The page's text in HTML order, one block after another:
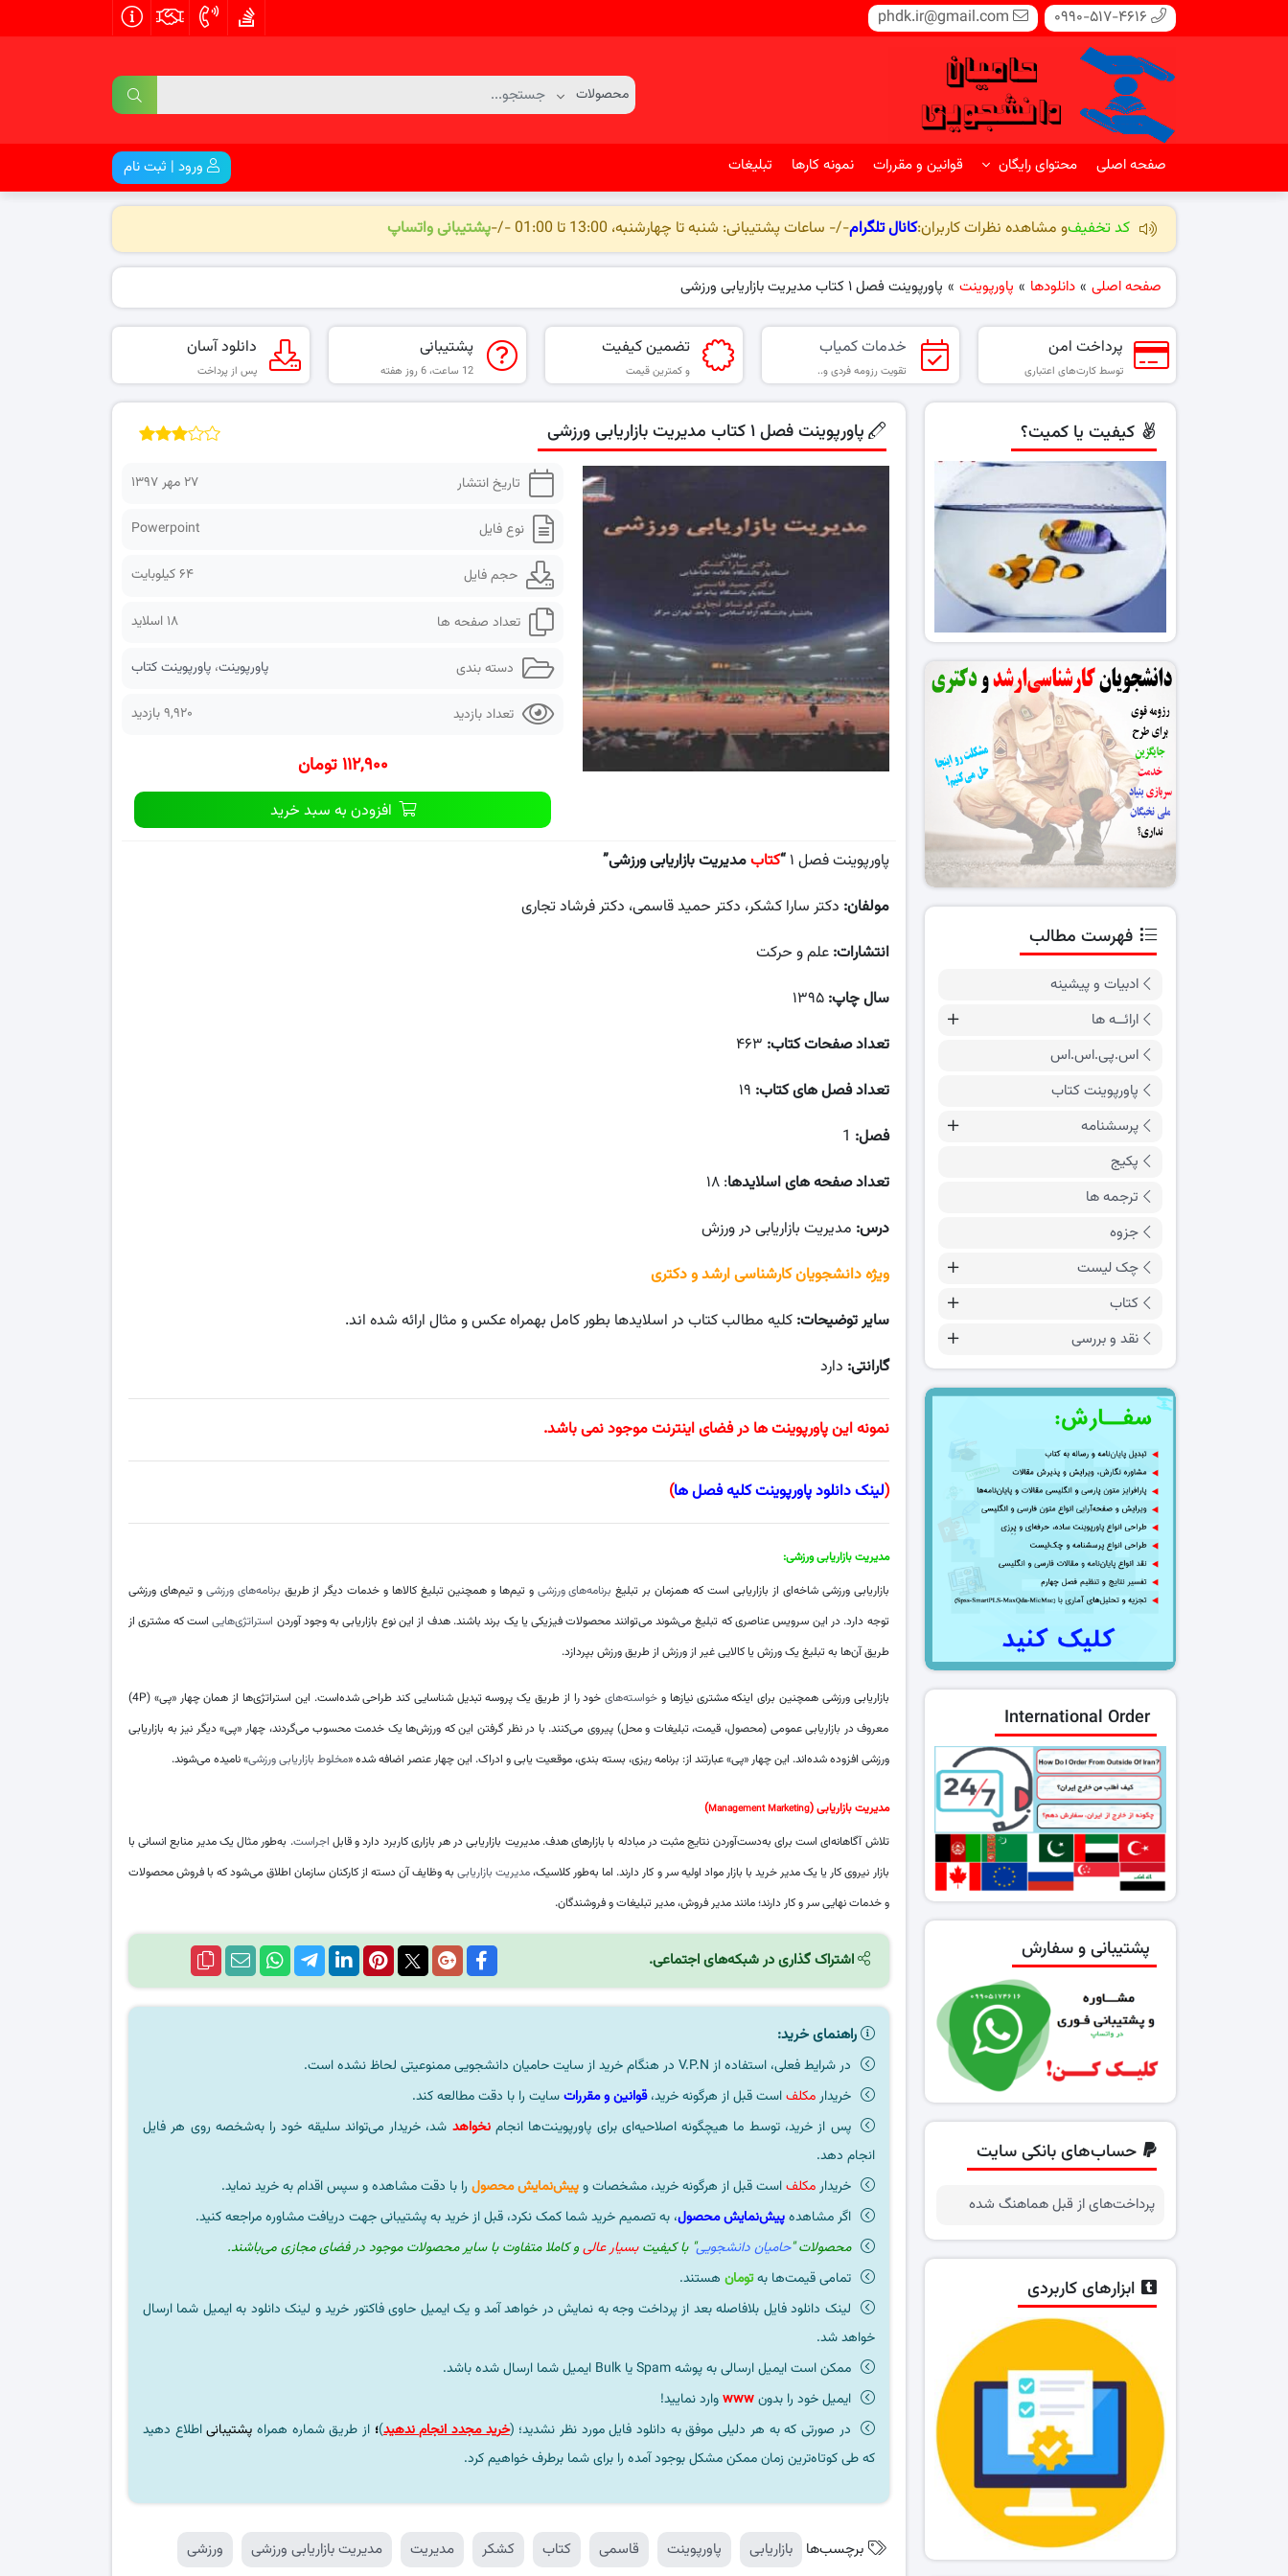
0990-517-4616
phdk.ir@gmail.com
صفحه اصلی محتوای رایگان قوانین و مقررات نمونه کارها تبلیغات ورود | ثبت نام
کد تخفیفو مشاهده نظرات کاربران:کانال تلگرام-/- ساعات پشتیبانی: شنبه تا چهارشنبه، 13:00 تا 01:00 -/- پشتیبانی واتساپ
صفحه اصلی » دانلودها » پاورپوینت » پاورپوینت فصل ۱ کتاب مدیریت بازاریابی ورزشی
پرداخت امن
توسط کارت‌های اعتباری
خدمات کمیاب
تقویت رزومه فردی و..
تضمین کیفیت
و کمترین قیمت
پشتیبانی
12 ساعت، 6 روز هفته
دانلود آسان
پس از پرداخت
پاورپوینت فصل ۱ کتاب مدیریت بازاریابی ورزشی
تاریخ انتشار ۲۷ مهر ۱۳۹۷
نوع فایل Powerpoint
حجم فایل 64 کیلوبایت
تعداد صفحه ها 18 اسلاید
دسته بندی پاورپوینت، پاورپوینت کتاب
تعداد بازدید 9,920 بازدید
۱۱۲,۹۰۰ تومان
افزودن به سبد خرید
پاورپوینت فصل ۱ “کتابمدیریت بازاریابی ورزشی”
مولفان: دکتر سارا کشکر، دکتر حمید قاسمی، دکتر فرشاد تجاری
انتشارات: علم و حرکت
سال چاپ: ۱۳۹۵
تعداد صفحات کتاب:
تعداد فصل های کتاب:
فصل:
تعداد صفحه های اسلایدها: ۱۸
درس: مدیریت بازاریابی در ورزش
ویژه دانشجویان کارشناسی ارشد و دکتری
سایر توضیحات: کلیه مطالب کتاب در اسلایدها بطور کامل بهمراه عکس و مثال ارائه شده اند.
گارانتی: دارد
نمونه این پاورپوینت ها در فضای اینترنت موجود نمی باشد.
(لینک دانلود پاورپوینت کلیه فصل ها)
مدیریت بازاریابی ورزشی:
بازاریابی ورزشی شاخه‌ای از بازاریابی است که همزمان بر تبلیغ برنامه‌های ورزشی و تیم‌ها و همچنین تبلیغ کالاها و خدمات دیگر از طریق برنامه‌های ورزشی و تیم‌های ورزشی
توجه دارد. در این سرویس عناصری که تبلیغ می‌شوند می‌توانند محصولات فیزیکی یا یک برند باشند. هدف از این نوع بازاریابی به وجود آوردن استراتژی‌هاییاست که مشتری از
طریق آن‌ها به تبلیغ یک ورزش یا کالایی غیر از ورزش از طریق ورزش بپردازد.
بازاریابی ورزشی همچنین برای اینکه مشتری نیازها و خواسته‌های
خود را از طریق یک پروسه تبدیل شناسایی کند طراحی شده‌است. این استراتژی‌ها از همان چهار «پی» (4P)
معروف در بازاریابی عمومی (محصول، قیمت، تبلیغات و محل) پیروی می‌کنند. با در نظر گرفتن این که ورزش‌ها یک خدمت محسوب می‌گردند، چهار «پی» دیگر نیز به بازاریابی
ورزشی افزوده شده‌اند. این چهار «پی» عبارتند از: برنامه ریزی، بسته بندی، موقعیت یابی و ادراک. این چهار عنصر اضافه شده «مخلوط بازاریابی ورزشی» نامیده می‌شوند.
مدیریت بازاریابی (Management Marketing
)
تلاش آگاهانه‌ای است برای به‌دست‌آوردن نتایج مثبت در مبادله با بازارهای هدف. مدیریت بازاریابی در هر بازاری کاربرد دارد و قابل اجراست. به‌طور مثال یک مدیر منابع انسانی با
بازار نیروی کار یا یک مدیر خرید با بازار مواد اولیه سر و کار دارند. اما به‌طور کلاسیک،مدیریت بازاریابیبه وظایف آن دسته از کارکنان سازمان اطلاق می‌شود که با فروش محصولات
و خدمات نهایی سر و کار دارند؛ مانند مدیر فروش، مدیر تبلیغات و فروشندگان.
اشتراک گذاری در شبکه‌های اجتماعی.
راهنمای خرید:
در شرایط فعلی، استفاده از V.P.N در هنگام خرید از سایت حامیان دانشجویی ممنوعیتی لحاظ نشده است.
خریدارمکلفاست قبل از هرگونه خرید،قوانین و مقرراتسایت را با دقت مطالعه کند.
پس از خرید، توسط ما هیچگونه اصلاحیه‌ای برای پاورپوینت‌ها انجامنخواهد شد، خریدار می‌تواند سلیقه خود را به‌شخصه روی هر فایل
انجام دهد.
خریدارمکلفاست قبل از هرگونه خرید، مشخصات وپیش‌نمایش محصول را با دقت مشاهده و سپس اقدام به خرید نماید.
اگر مشاهدهپیش‌نمایش محصول، به تصمیم خرید شما کمک نکرد، قبل از خرید به پشتیبانی جهت دریافت مشاوره مراجعه کنید.
محصولات "حامیان دانشجویی" با کیفیت بسیار عالی و کاملا متفاوت با سایر محصولات موجود در فضای مجازی می‌باشند.
تمامی قیمت‌ها بهتومان هستند.
لینک دانلود فایل بلافاصله بعد از پرداخت وجه به نمایش در خواهد آمد و یک ایمیل حاوی فاکتور خرید و لینک دانلود به ایمیل شما ارسال
خواهد شد.
ممکن است ایمیل ارسالی به پوشه Spam یا Bulk ایمیل شما ارسال شده باشد.
ایمیل خود را بدونwww وارد نمایید!
در صورتی که به هر دلیلی موفق به دانلود فایل مورد نظر نشدید؛ (خرید مجدد انجام ندهید)؛ از طریق شماره همراه پشتیبانیاطلاع دهید
که طی کوتاه‌ترین زمان ممکن مشکل بوجود آمده را برای شما برطرف خواهیم کرد.
برچسب‌ها بازاریابی پاورپوینت قاسمی کتاب کشکر مدیریت مدیریت بازاریابی ورزشی ورزشی
کیفیت یا کمیت؟
فهرست مطالب
ادبیات و پیشینه
ارائــه ها
اس.پی.اس.اس
پاورپوینت کتاب
پرسشنامه
پکیج
ترجمه ها
جزوه
چک لیست
کتاب
نقد و بررسی
International Order
پشتیبانی و سفارش
حساب‌های بانکی سایت
پرداخت‌های از قبل هماهنگ شده
ابزارهای کاربردی